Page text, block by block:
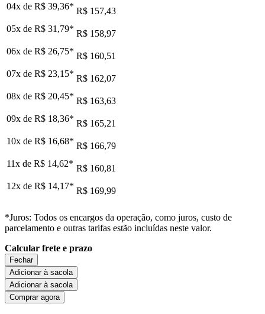
04x de R$ 39,36* R$ 157,43
05x de R$ 31,79* R$ 158,97
06x de R$ 26,75* R$ 160,51
07x de R$ 23,15* R$ 162,07
08x de R$ 20,45* R$ 163,63
09x de R$ 18,36* R$ 165,21
10x de R$ 16,68* R$ 166,79
11x de R$ 14,62* R$ 160,81
12x de R$ 14,17* R$ 169,99
*Juros: Todos os encargos da operação, como juros, custo de
parcelamento e outras tarifas estão incluídas neste valor.
Calcular frete e prazo
Fechar
Adicionar à sacola
Adicionar à sacola
Comprar agora